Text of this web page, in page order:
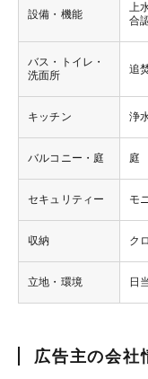
設備・機能
上
合
バス・トイレ・
洗面所
追
キッチン 浄
バルコニー・庭 庭
セキュリティー モ
収納 ク
立地・環境 日
広告主の会社